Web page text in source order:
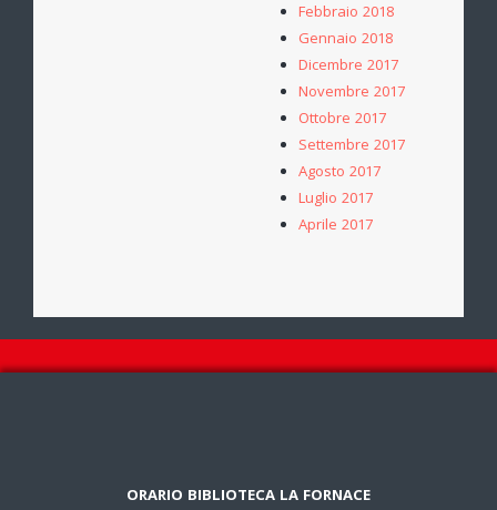
Febbraio 2018
Gennaio 2018
Dicembre 2017
Novembre 2017
Ottobre 2017
Settembre 2017
Agosto 2017
Luglio 2017
Aprile 2017
ORARIO BIBLIOTECA LA FORNACE